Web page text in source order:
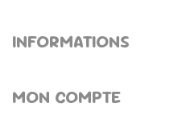
INFORMATIONS
MON COMPTE